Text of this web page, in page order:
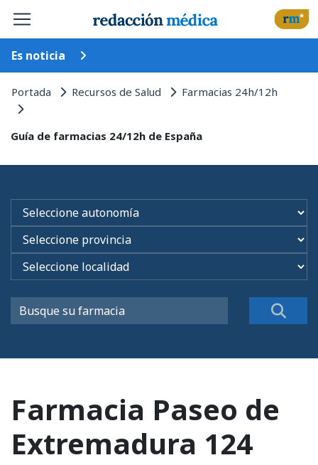
Es noticia
Portada Recursos de Salud Farmacias 24h/12h
Guía de farmacias 24/12h de España
Farmacia Paseo de
Extremadura 124